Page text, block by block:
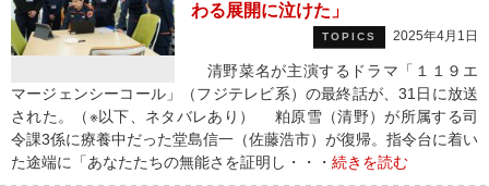
わる展開に泣けた」
TOPICS 2025年4月1日
清野菜名が主演するドラマ「１１９エ
マージェンシーコール」（フジテレビ系）の最終話が、31日に放送
された。（※以下、ネタバレあり） 粕原雪（清野）が所属する司
令課3係に療養中だった堂島信一（佐藤浩市）が復帰。指令台に着い
た途端に「あなたたちの無能さを証明し・・・ 続きを読む